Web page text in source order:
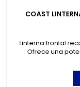
COAST
Linterna frontal
Ofrece una